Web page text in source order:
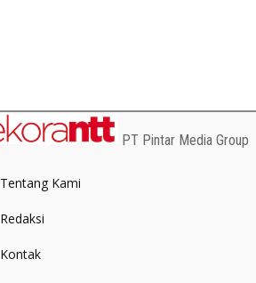
PT Pintar Media Group
Tentang Kami
Redaksi
Kontak